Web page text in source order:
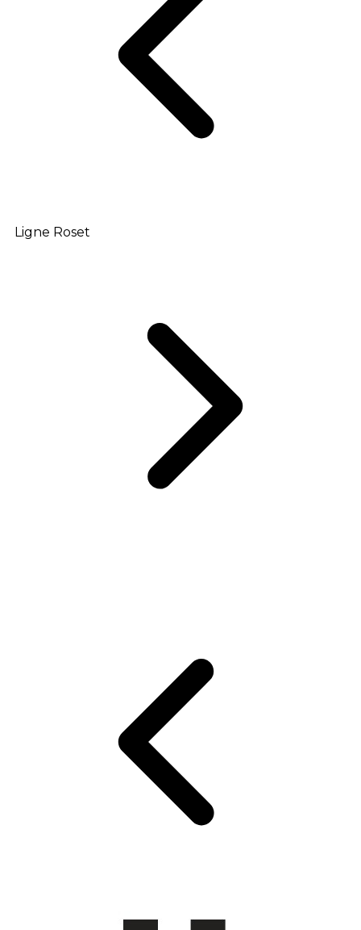
Ligne Roset